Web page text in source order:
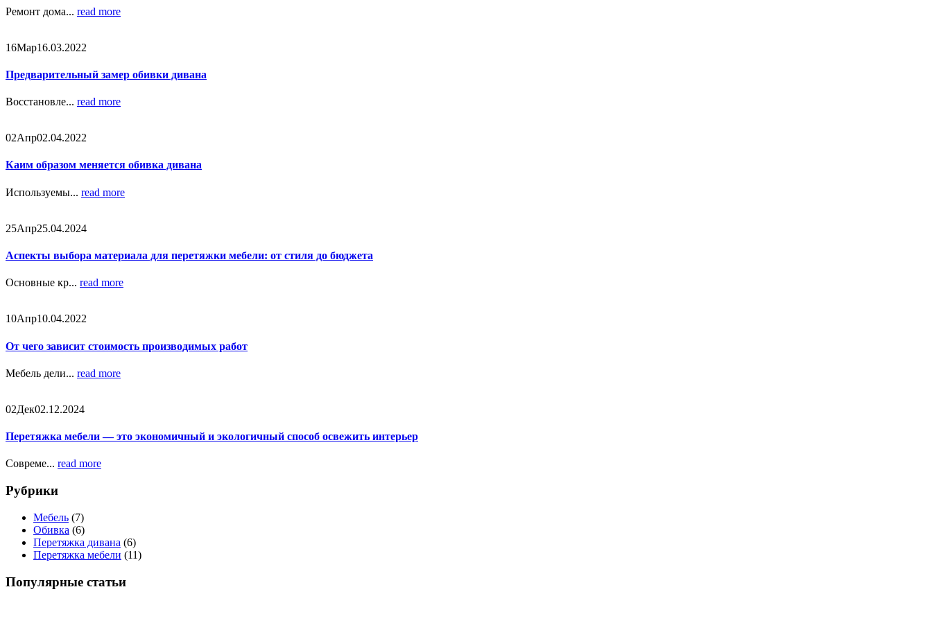
Ремонт дома... read more
16Мар16.03.2022
Предварительный замер обивки дивана
Восстановле... read more
02Апр02.04.2022
Каим образом меняется обивка дивана
Используемы... read more
25Апр25.04.2024
Аспекты выбора материала для перетяжки мебели: от стиля до бюджета
Основные кр... read more
10Апр10.04.2022
От чего зависит стоимость производимых работ
Мебель дели... read more
02Дек02.12.2024
Перетяжка мебели — это экономичный и экологичный способ освежить интерьер
Совреме... read more
Рубрики
Мебель (7)
Обивка (6)
Перетяжка дивана (6)
Перетяжка мебели (11)
Популярные статьи